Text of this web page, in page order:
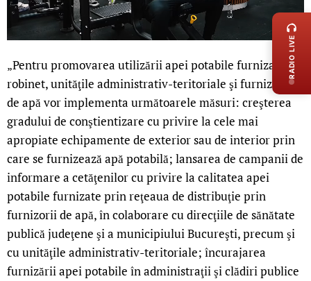
„Pentru promovarea utilizării apei potabile furnizate la
robinet, unităţile administrativ-teritoriale şi furnizorii
de apă vor implementa următoarele măsuri: creşterea
gradului de conştientizare cu privire la cele mai
apropiate echipamente de exterior sau de interior prin
care se furnizează apă potabilă; lansarea de campanii de
informare a cetăţenilor cu privire la calitatea apei
potabile furnizate prin reţeaua de distribuţie prin
furnizorii de apă, în colaborare cu direcţiile de sănătate
publică judeţene şi a municipiului Bucureşti, precum şi
cu unităţile administrativ-teritoriale; încurajarea
furnizării apei potabile în administraţii şi clădiri publice
RADIO LIVE